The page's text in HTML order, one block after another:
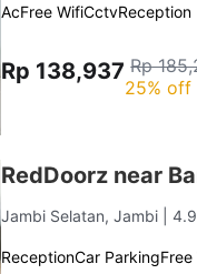
AcFree WifiCctvReception
Rp 138,937 Rp
25% off
RedDoorz near
Jambi Selatan, Jambi |
ReceptionCar Parking